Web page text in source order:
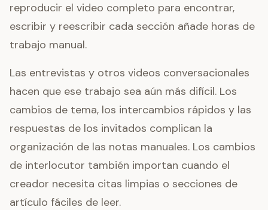
reproducir el video completo para encontrar,
escribir y reescribir cada sección añade horas de
trabajo manual.
Las entrevistas y otros videos conversacionales
hacen que ese trabajo sea aún más difícil. Los
cambios de tema, los intercambios rápidos y las
respuestas de los invitados complican la
organización de las notas manuales. Los cambios
de interlocutor también importan cuando el
creador necesita citas limpias o secciones de
artículo fáciles de leer.